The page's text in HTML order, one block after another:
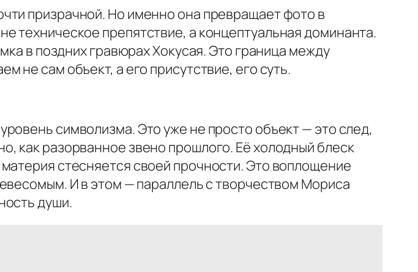
призрачной. Но именно она превращает фото в
техническое препятствие, а концептуальная доминанта.
в поздних гравюрах Хокусая. Это граница между
не сам объект, а его присутствие, его суть.
символизма. Это уже не просто объект — это след,
как разорванное звено прошлого. Её холодный блеск
стесняется своей прочности. Это воплощение
И в этом — параллель с творчеством Мориса
души.